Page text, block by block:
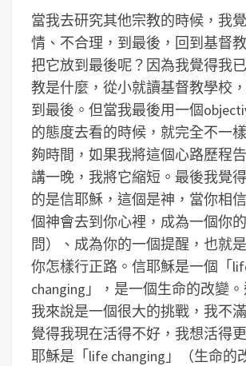
當我去研究其他宗教的時候，我
情、不合理，到最後，回到基督
把它放到最後呢？因為我覺得我
教是什麼，從小就讀基督教學校
到最後。但當我最後用一個
的態度去看的時候，就完全不一
夠時間，如果我將這個心路歷程
講一晚，我將它縮短。最後我覺
的是信耶穌，這個是神，當你相
個神會去到你心裡，成為一個你
問）、成為你的一個提醒，也就
你怎樣行正路。信耶穌是一個「
changing」，是一個生命的改變
我來說是一個很大的挑戰，我不
覺得我現在活得不好，我想活得
耶穌是「life changing」（生命的